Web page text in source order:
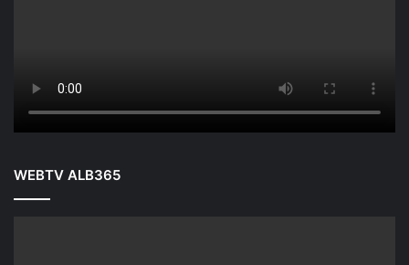
WEBTV ALB365